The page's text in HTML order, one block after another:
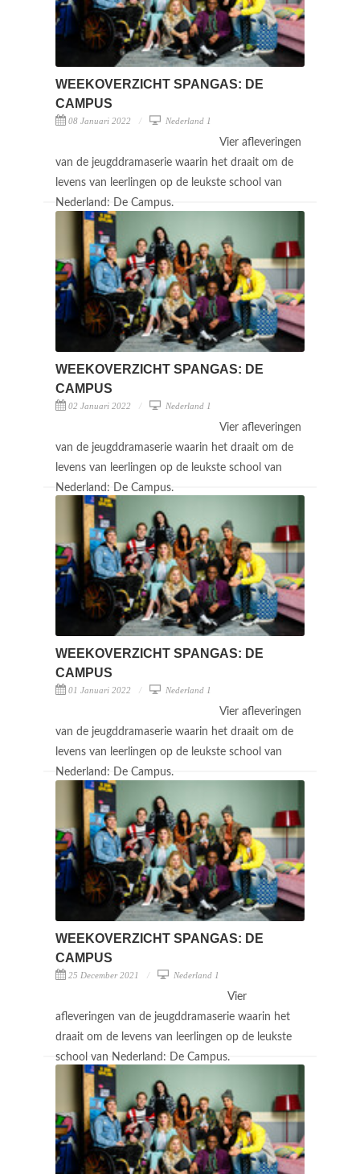
WEEKOVERZICHT SPANGAS: DE
CAMPUS
08 Januari 2022 Nederland 1
Vier afleveringen
van de jeugddramaserie waarin het draait om de
levens van leerlingen op de leukste school van
Nederland: De Campus.
WEEKOVERZICHT SPANGAS: DE
CAMPUS
02 Januari 2022 Nederland 1
Vier afleveringen
van de jeugddramaserie waarin het draait om de
levens van leerlingen op de leukste school van
Nederland: De Campus.
WEEKOVERZICHT SPANGAS: DE
CAMPUS
01 Januari 2022 Nederland 1
Vier afleveringen
van de jeugddramaserie waarin het draait om de
levens van leerlingen op de leukste school van
Nederland: De Campus.
WEEKOVERZICHT SPANGAS: DE
CAMPUS
25 December 2021 Nederland 1
Vier
afleveringen van de jeugddramaserie waarin het
draait om de levens van leerlingen op de leukste
school van Nederland: De Campus.